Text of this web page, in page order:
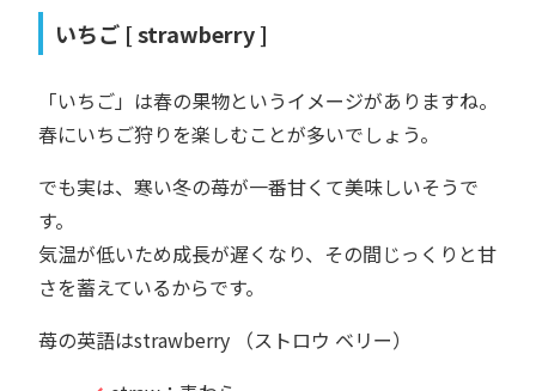
いちご [ strawberry ]
「いちご」は春の果物というイメージがありますね。
春にいちご狩りを楽しむことが多いでしょう。
でも実は、寒い冬の苺が一番甘くて美味しいそうで
す。
気温が低いため成長が遅くなり、その間じっくりと甘
さを蓄えているからです。
苺の英語はstrawberry （ストロウ ベリー）